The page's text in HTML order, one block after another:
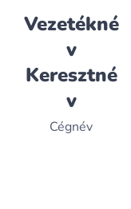
Vezetékné
v
Keresztné
v
Cégnév